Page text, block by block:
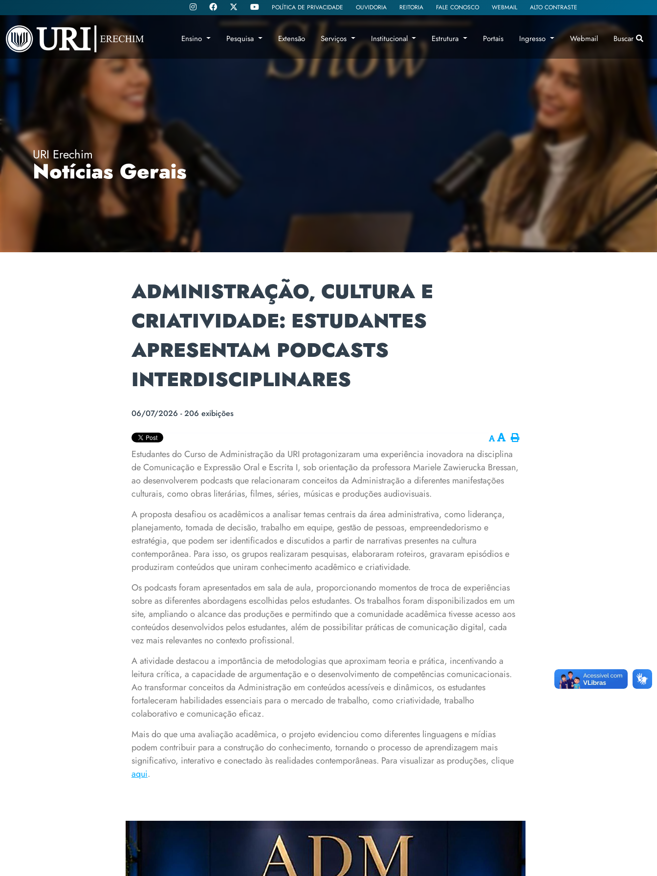
Ensino Pesquisa Extensão Serviços Institucional Estrutura Portais Ingresso Webmail Buscar
POLÍTICA DE PRIVACIDADE OUVIDORIA REITORIA FALE CONOSCO WEBMAIL ALTO CONTRASTE
URI Erechim
Notícias Gerais
ADMINISTRAÇÃO, CULTURA E
CRIATIVIDADE: ESTUDANTES
APRESENTAM PODCASTS
INTERDISCIPLINARES
06/07/2026 - 206 exibições
Estudantes do Curso de Administração da URI protagonizaram uma experiência inovadora na disciplina
de Comunicação e Expressão Oral e Escrita I, sob orientação da professora Mariele Zawierucka Bressan,
ao desenvolverem podcasts que relacionaram conceitos da Administração a diferentes manifestações
culturais, como obras literárias, filmes, séries, músicas e produções audiovisuais.
A proposta desafiou os acadêmicos a analisar temas centrais da área administrativa, como liderança,
planejamento, tomada de decisão, trabalho em equipe, gestão de pessoas, empreendedorismo e
estratégia, que podem ser identificados e discutidos a partir de narrativas presentes na cultura
contemporânea. Para isso, os grupos realizaram pesquisas, elaboraram roteiros, gravaram episódios e
produziram conteúdos que uniram conhecimento acadêmico e criatividade.
Os podcasts foram apresentados em sala de aula, proporcionando momentos de troca de experiências
sobre as diferentes abordagens escolhidas pelos estudantes. Os trabalhos foram disponibilizados em um
site, ampliando o alcance das produções e permitindo que a comunidade acadêmica tivesse acesso aos
conteúdos desenvolvidos pelos estudantes, além de possibilitar práticas de comunicação digital, cada
vez mais relevantes no contexto profissional.
A atividade destacou a importância de metodologias que aproximam teoria e prática, incentivando a
leitura crítica, a capacidade de argumentação e o desenvolvimento de competências comunicacionais.
Ao transformar conceitos da Administração em conteúdos acessíveis e dinâmicos, os estudantes
fortaleceram habilidades essenciais para o mercado de trabalho, como criatividade, trabalho
colaborativo e comunicação eficaz.
Mais do que uma avaliação acadêmica, o projeto evidenciou como diferentes linguagens e mídias
podem contribuir para a construção do conhecimento, tornando o processo de aprendizagem mais
significativo, interativo e conectado às realidades contemporâneas. Para visualizar as produções, clique
aqui.